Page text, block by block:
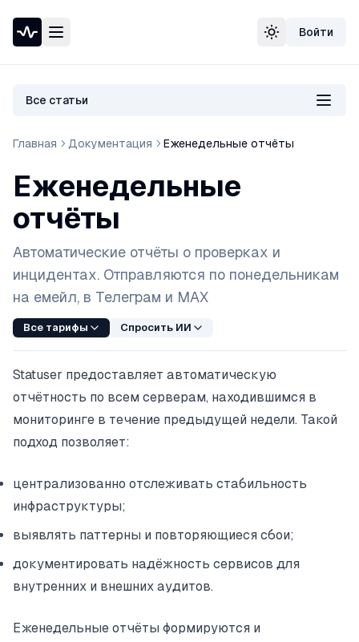
Проверка доступности сайта
Whois домена
Проверка порта
Проверка в реестре РКН
Сменить тему
Войти
Все статьи
Главная Документация Еженедельные отчёты
Еженедельные
отчёты
Автоматические отчёты о проверках и
инцидентах. Отправляются по понедельникам
на емейл, в Телеграм и MAX
Все тарифы Спросить ИИ
Statuser предоставляет автоматическую
отчётность по всем серверам, находившимся в
мониторинге в течение предыдущей недели. Такой
подход позволяет:
централизованно отслеживать стабильность
инфраструктуры;
выявлять паттерны и повторяющиеся сбои;
документировать надёжность сервисов для
внутренних и внешних аудитов.
Еженедельные отчёты формируются и